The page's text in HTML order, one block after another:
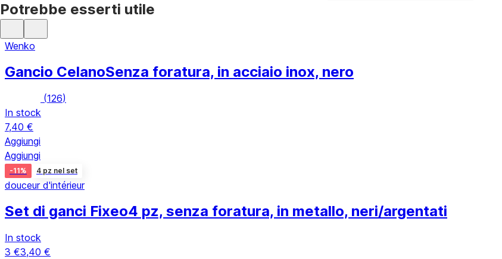
Potrebbe esserti utile
Wenko
Gancio CelanoSenza foratura, in acciaio inox, nero
(126)
In stock
7,40 €
Aggiungi
Aggiungi
-11% 4 pz nel set
douceur d'intérieur
Set di ganci Fixeo4 pz, senza foratura, in metallo, neri/argentati
In stock
3 €3,40 €